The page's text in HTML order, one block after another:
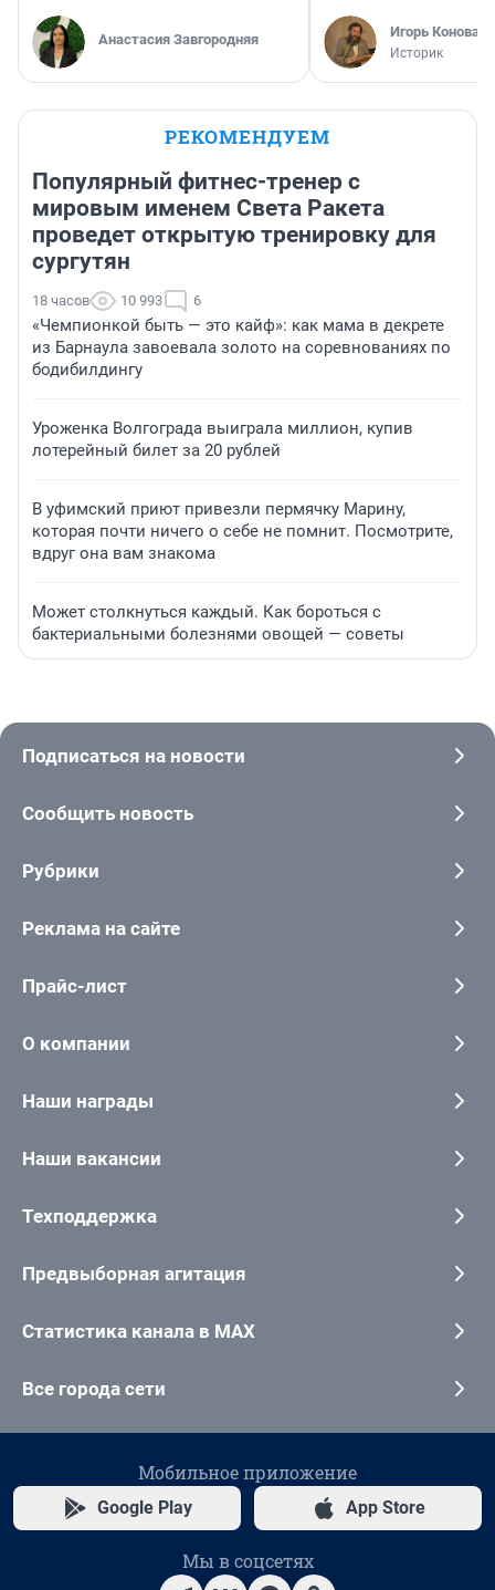
Анастасия Завгородняя Игорь
Историк
РЕКОМЕНДУЕМ
Популярный фитнес-тренер с
мировым именем Света Ракета
проведет открытую тренировку для
сургутян
18 часов 10 993 6
«Чемпионкой быть — это кайф»: как мама в декрете
из Барнаула завоевала золото на соревнованиях по
бодибилдингу
Уроженка Волгограда выиграла миллион, купив
лотерейный билет за 20 рублей
В уфимский приют привезли пермячку Марину,
которая почти ничего о себе не помнит. Посмотрите,
вдруг она вам знакома
Может столкнуться каждый. Как бороться с
бактериальными болезнями овощей — советы
Подписаться на новости
Сообщить новость
Рубрики
Реклама на сайте
Прайс-лист
О компании
Наши награды
Наши вакансии
Техподдержка
Предвыборная агитация
Статистика канала в MAX
Все города сети
Мобильное приложение
Google Play App Store
Мы в соцсетях